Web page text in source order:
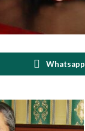
Whatsapp